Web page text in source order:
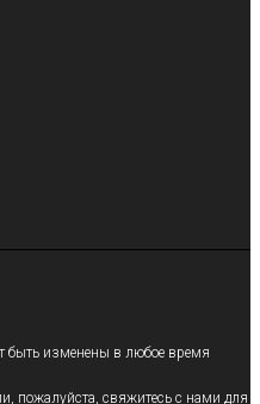
быть изменены в любое время
пожалуйста, свяжитесь с нами для